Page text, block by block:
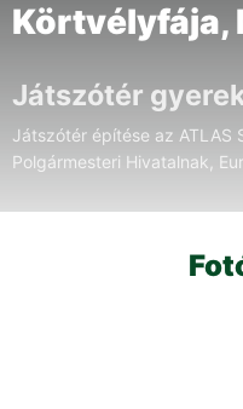
Körtvélyfája,
Játszótér
Játszótér építése az ATLAS
Polgármesteri Hivatalnak,